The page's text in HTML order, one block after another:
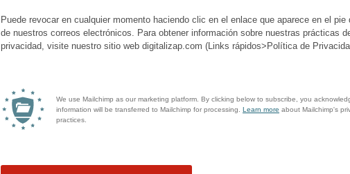
Puede revocar en cualquier momento haciendo clic en el enlace que aparece en el pie
de nuestros correos electrónicos. Para obtener información sobre nuestras prácticas
privacidad, visite nuestro sitio web digitalizap.com (Links rápidos>Política de
We use Mailchimp as our marketing platform. By clicking below to subscribe, you
information will be transferred to Mailchimp for processing. Learn more about Mailchimp's
practices.